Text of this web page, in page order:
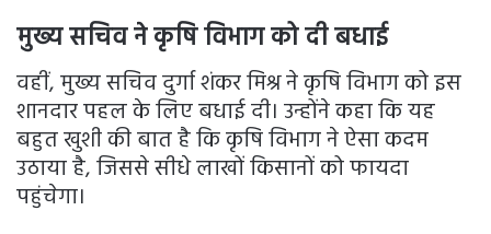
मुख्य सचिव ने कृषि विभाग को दी बधाई
वहीं, मुख्य सचिव दुर्गा शंकर मिश्र ने कृषि विभाग को इस
शानदार पहल के लिए बधाई दी। उन्होंने कहा कि यह
बहुत खुशी की बात है कि कृषि विभाग ने ऐसा कदम
उठाया है, जिससे सीधे लाखों किसानों को फायदा
पहुंचेगा।